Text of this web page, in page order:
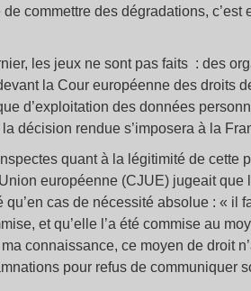
commettre des dégradations, c’est
les jeux ne sont pas faits : des
la Cour européenne des droits
d’exploitation des données
décision rendue s’imposera à la
quant à la légitimité de cette
européenne (CJUE) jugeait que
cas de nécessité absolue : « il
et qu’elle l’a été commise au
connaissance, ce moyen de droit
pour refus de communiquer